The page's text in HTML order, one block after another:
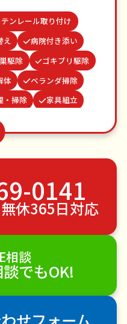
ンレール取り付け
え
病院付き添い
駆除
ゴキブリ駆除
体
ベランダ掃除
・掃除
家具組立
代行
駆除
買い物代行
回収
ゴミ屋敷片付け
手すり取り付け
コンクリーニング
ウスクリーニング
電球交換
空き家管理
各種代行
工
ナメクジ駆除
除
0141
休365日対応
相談
でもOK!